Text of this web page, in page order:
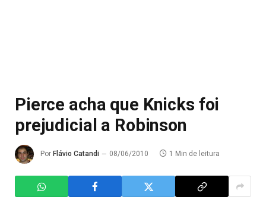
Pierce acha que Knicks foi
prejudicial a Robinson
Por Flávio Catandi 08/06/2010 1 Min de leitura